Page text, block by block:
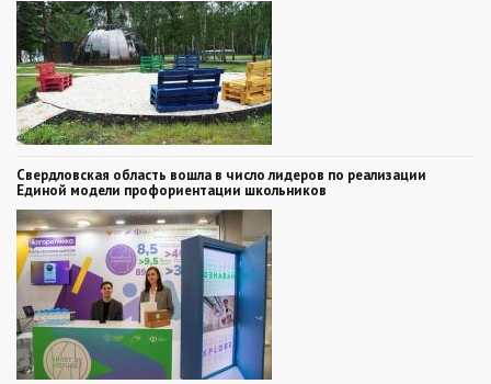
Свердловская область вошла в число лидеров по реализации
Единой модели профориентации школьников